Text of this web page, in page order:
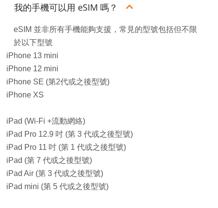
我的手機可以用 eSIM 嗎？
eSIM 並非所有手機能夠支援，常見的型號包括但不限
於以下型號
iPhone 13 mini
iPhone 12 mini
iPhone SE (第2代或之後型號)
iPhone XS
iPad (Wi-Fi +流動網絡)
iPad Pro 12.9 吋 (第 3 代或之後型號)
iPad Pro 11 吋 (第 1 代或之後型號)
iPad (第 7 代或之後型號)
iPad Air (第 3 代或之後型號)
iPad mini (第 5 代或之後型號)